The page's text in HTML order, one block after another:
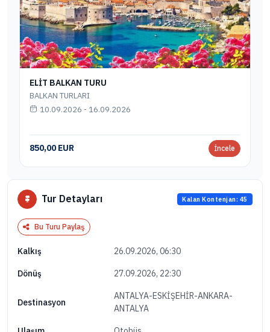
ELİT BALKAN TURU
BALKAN TURLARI
10.09.2026 - 16.09.2026
850,00 EUR İncele
Tur Detayları Kalan Kontenjan: 45
Bu Turu Paylaş
Kalkış 26.09.2026, 06:30
Dönüş 27.09.2026, 22:30
Destinasyon
ANTALYA-ESKİŞEHİR-ANKARA-
ANTALYA